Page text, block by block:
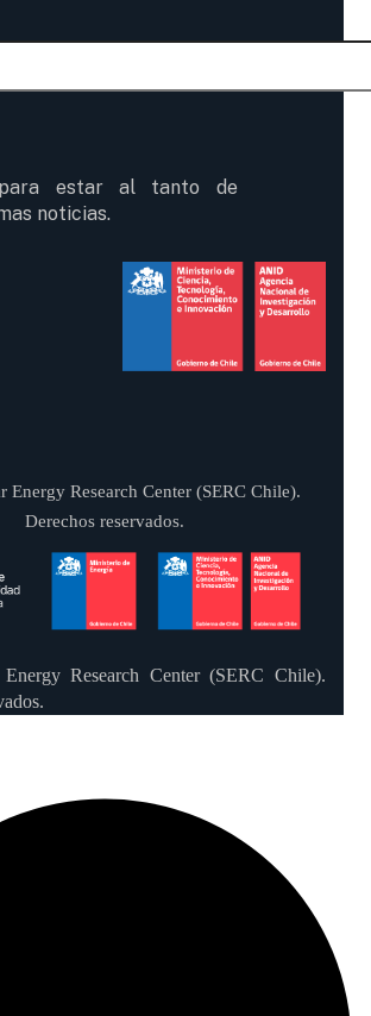
para estar al tanto de
noticias.
Energy Research Center (SERC Chile).
Derechos reservados.
Research Center (SERC Chile).